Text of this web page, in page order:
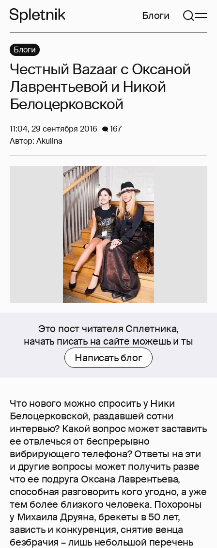
Блоги
Это пост читателя Сплетника,
начать писать на сайте можешь и ты
Написать блог
Что нового можно спросить у Ники
Белоцерковской, раздавшей сотни
интервью? Какой вопрос может заставить
ее отвлечься от беспрерывно
вибрирующего телефона? Ответы на эти
и другие вопросы может получить разве
что ее подруга Оксана Лаврентьева,
способная разговорить кого угодно, а уже
тем более близкого человека. Похороны
у Михаила Друяна, брекеты в 50 лет,
зависть и конкуренция, снятие венца
безбрачия – лишь небольшой перечень
Блоги
Честный Bazaar с Оксаной
Лаврентьевой и Никой
Белоцерковской
11:04, 29 сентября 2016
167
Автор: Akulina